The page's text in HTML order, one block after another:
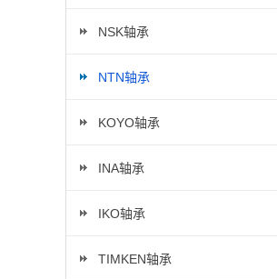
NSK轴承
NTN轴承
KOYO轴承
INA轴承
IKO轴承
TIMKEN轴承